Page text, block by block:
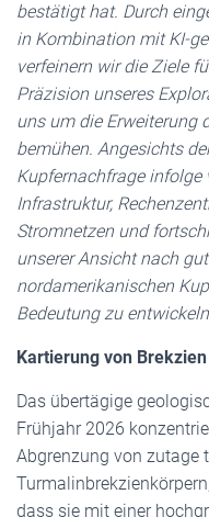
bestätigt hat. Durch
in Kombination mit KI-
verfeinern wir die Ziele
Präzision unseres
uns um die Erweiterung
bemühen. Angesichts
Kupfernachfrage infolge
Infrastruktur,
Stromnetzen und
unserer Ansicht nach
nordamerikanischen
Bedeutung zu
Kartierung von
Das übertägige
Frühjahr 2026
Abgrenzung von zutage
dass sie mit einer